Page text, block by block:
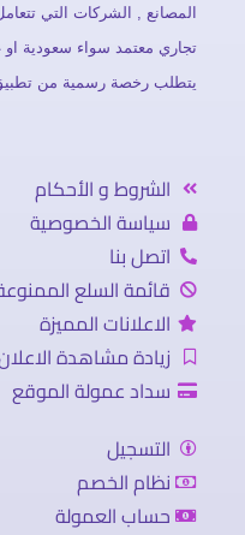
المصانع , الشركات التي
تجاري معتمد سواء سعودية او
يتطلب رخصة رسمية من
الشروط و الأحكام
سياسة الخصوصية
اتصل بنا
قائمة السلع
الاعلانات المميزة
زيادة مشاهدة
سداد عمولة الموقع
التسجيل
نظام الخصم
حساب العمولة